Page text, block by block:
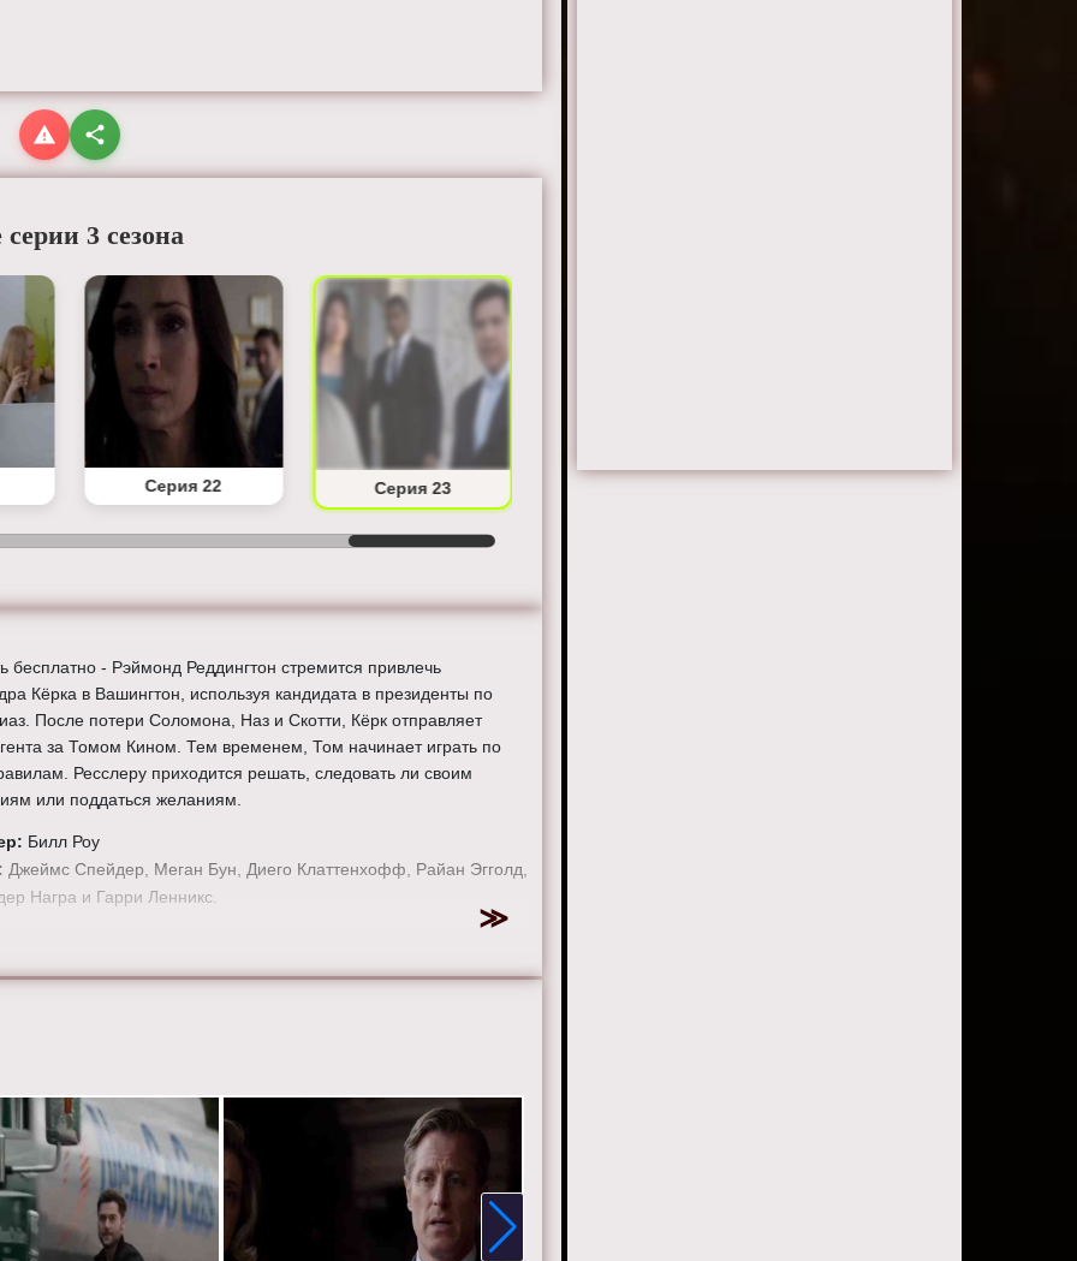
серии 3 сезона
Серия 22 Серия 23
бесплатно - Рэймонд Реддингтон стремится привлечь
Кёрка в Вашингтон, используя кандидата в президенты по
После потери Соломона, Наз и Скотти, Кёрк отправляет
за Томом Кином. Тем временем, Том начинает играть по
Ресслеру приходится решать, следовать ли своим
или поддаться желаниям.
Билл Роу
Джеймс Спейдер, Меган Бун, Диего Клаттенхофф, Райан Эгголд,
Награ и Гарри Ленникс.
blacklist-tv.ru.